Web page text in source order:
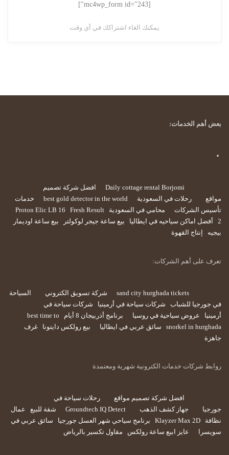
[mc4wp_form id="243"]
يمكنك الغاء اشتراكك في أي وقت
بعض أهم الخدمات:
Daily cottage rental Borjomi
افضل شركة تصميم
مواقع
رحلات في السعودية best gold detector in the world
خدمات
تأسيس الشركات
محامي في السعودية Proton Elic LB 16
Fresh Result
2
أفضل اماكن سياحيه في ايطاليا بيع ساعة جيجر لوكولتر
بيع ساعة اوديمار
بيجيه
إنتاج القهوة
تعرف على أهم الشركات:
sand city hurghada tickets شركة تسويق الكتروني
السياحة
في جورجيا للشباب
شركات سياحة في أرمينيا
شركات سياحة في
أرمينيا
عروض سياحية في روسيا برنامج أذربيجان 8 أيام
best time to
snorkel in hurghada
سائق عربي في ايطاليا بيع رولكس دايتونا
غرف
جاهزة
روابط شركات خدمات الكترونية شهرية ومعتمدة
افضل شركة تصميم مواقع
رحلات سياحة في
جورجيا
جهاز كشف الذهب Groundtech IQ Detect شقة للبيع
عمال
نظافة
Klayzer Max 2D برنامج سياحي شهر العسل جورجيا
سائق عربي في
سويسرا
عايز ابيع ساعة رولكس مقاول تكسير بالرياض